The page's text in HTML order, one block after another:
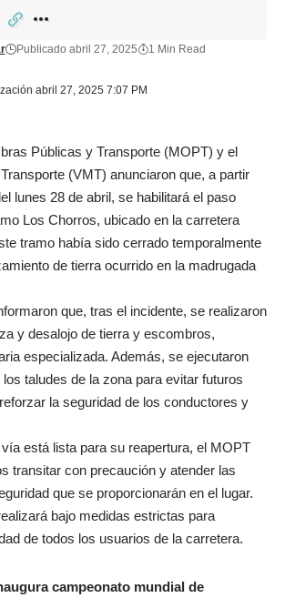
abril 27, 2025 7:07 PM
Publicado abril 27, 2025 1 Min Read
Públicas y Transporte (MOPT) y el
(VMT) anunciaron que, a partir
lunes 28 de abril, se habilitará el paso
Los Chorros, ubicado en la carretera
tramo había sido cerrado temporalmente
de tierra ocurrido en la madrugada
que, tras el incidente, se realizaron
y desalojo de tierra y escombros,
especializada. Además, se ejecutaron
taludes de la zona para evitar futuros
la seguridad de los conductores y
está lista para su reapertura, el MOPT
transitar con precaución y atender las
que se proporcionarán en el lugar.
bajo medidas estrictas para
de todos los usuarios de la carretera.
campeonato mundial de